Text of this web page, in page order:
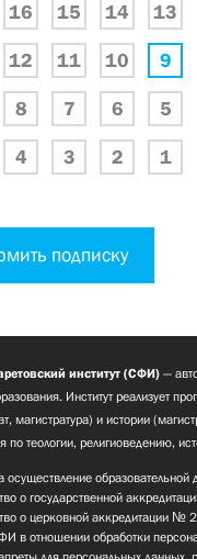
16 15 14 13
12 11 10 9
8 7 6 5
4 3 2 1
подписку
институт (СФИ) —
Институт реализует
магистратура) и истории
по теологии, религиоведению,
осуществление
о государственной
о церковной аккредитации №
в отношении обработки